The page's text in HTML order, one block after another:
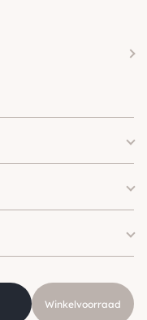
Graanvrij
Winkelvoorraad